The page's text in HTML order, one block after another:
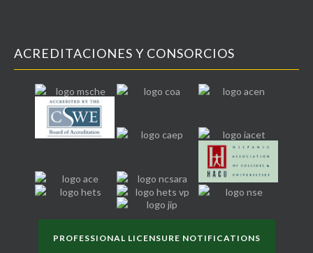
ACREDITACIONES Y CONSORCIOS
PROFESSIONAL LICENSURE NOTIFICATIONS